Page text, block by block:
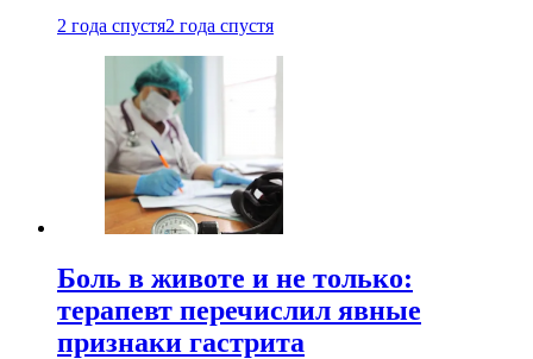
2 года спустя2 года спустя
Боль в животе и не только:
терапевт перечислил явные
признаки гастрита